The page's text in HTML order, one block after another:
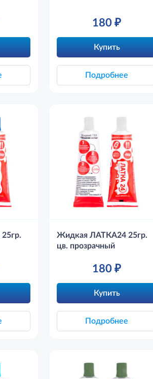
180 ₽
Купить
Подробнее
Жидкая ЛАТКА24 25гр.
цв. прозрачный
180 ₽
Купить
Подробнее